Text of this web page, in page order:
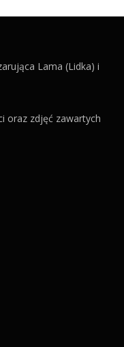
Lama (Lidka) i
oraz zdjęć zawartych